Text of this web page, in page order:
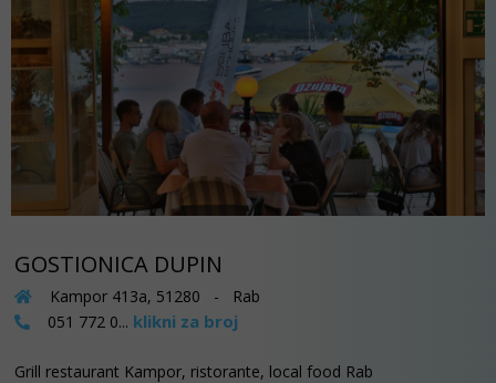
GOSTIONICA DUPIN
Kampor 413a, 51280 - Rab
051 772 0... klikni za broj
Grill restaurant Kampor, ristorante, local food Rab